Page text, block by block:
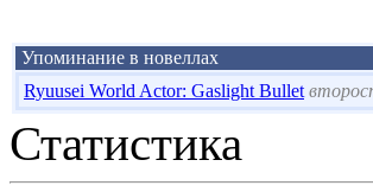
Упоминание в новеллах
Ryuusei World Actor: Gaslight Bullet
Статистика